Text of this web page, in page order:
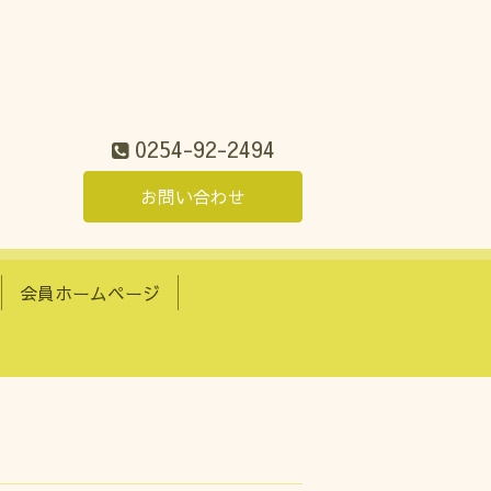
0254-92-2494
お問い合わせ
会員ホームページ